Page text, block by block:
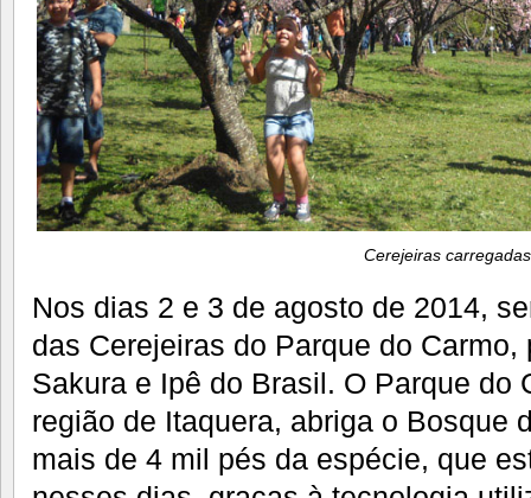
Cerejeiras carregadas
Nos dias 2 e 3 de agosto de 2014,
das Cerejeiras do Parque do Carmo,
Sakura e Ipê do Brasil. O Parque do
região de Itaquera, abriga o Bosque
mais de 4 mil pés da espécie, que